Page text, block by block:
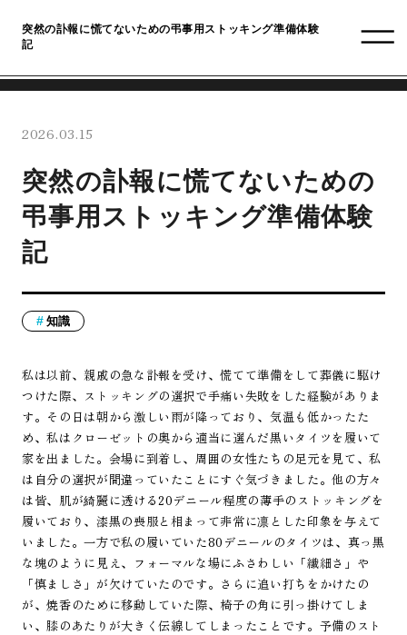
突然の訃報に慌てないための弔事用ストッキング準備体験
記
2026.03.15
突然の訃報に慌てないための
弔事用ストッキング準備体験
記
知識
私は以前、親戚の急な訃報を受け、慌てて準備をして葬儀に駆け
つけた際、ストッキングの選択で手痛い失敗をした経験がありま
す。その日は朝から激しい雨が降っており、気温も低かったた
め、私はクローゼットの奥から適当に選んだ黒いタイツを履いて
家を出ました。会場に到着し、周囲の女性たちの足元を見て、私
は自分の選択が間違っていたことにすぐ気づきました。他の方々
は皆、肌が綺麗に透ける20デニール程度の薄手のストッキングを
履いており、漆黒の喪服と相まって非常に凛とした印象を与えて
いました。一方で私の履いていた80デニールのタイツは、真っ黒
な塊のように見え、フォーマルな場にふさわしい「繊細さ」や
「慎ましさ」が欠けていたのです。さらに追い打ちをかけたの
が、焼香のために移動していた際、椅子の角に引っ掛けてしま
い、膝のあたりが大きく伝線してしまったことです。予備のスト